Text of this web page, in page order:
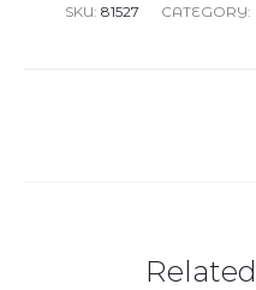
SKU: 81527 CATEGORY: